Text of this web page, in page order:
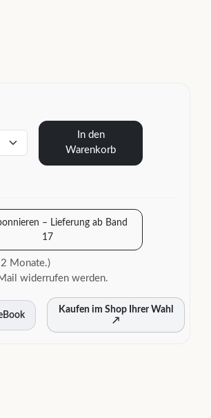
In den
Warenkorb
– Lieferung ab Band
17
Monate.)
widerrufen werden.
Kaufen im Shop Ihrer Wahl
↗